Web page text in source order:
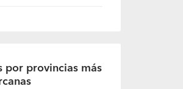
por provincias más